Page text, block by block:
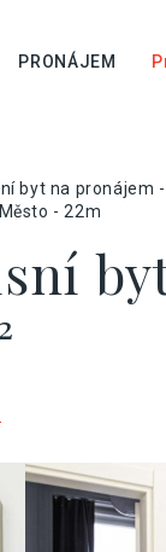
PRONÁJEM
byt na pronájem
- 22m